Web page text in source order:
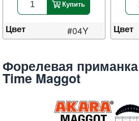
Купить
Цвет #04Y Цвет
Форелевая
Time Maggot